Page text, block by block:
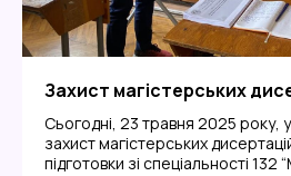
Захист магістерських
Сьогодні, 23 травня 2025 року,
захист магістерських
підготовки зі спеціальності